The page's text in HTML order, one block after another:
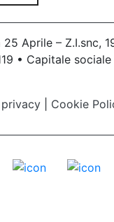
25 Aprile – Z.I.snc,
• Capitale
Cookie